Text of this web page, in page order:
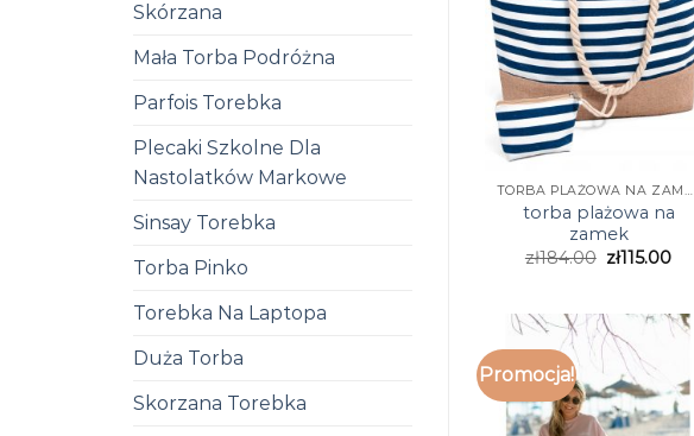
Skórzana
Mała Torba Podróżna
Parfois Torebka
Plecaki Szkolne Dla
Nastolatków Markowe
Sinsay Torebka
Torba Pinko
Torebka Na Laptopa
Duża Torba
Skorzana Torebka
TORBA PLAŻOWA NA ZAMEK
torba plażowa na
zamek
zł184.00 zł115.00
Promocja!